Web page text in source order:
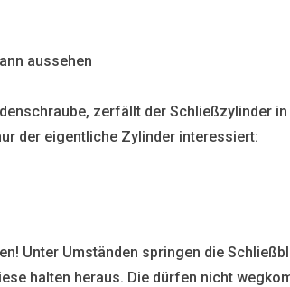
aussehen
zerfällt der Schließzylinder in
der eigentliche Zylinder interessiert:
Unter Umständen springen die
halten heraus. Die dürfen nicht